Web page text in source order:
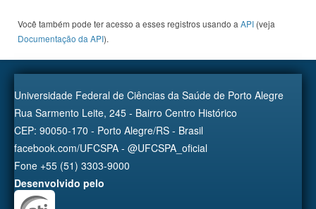
Você também pode ter acesso a esses registros usando a API (veja
Documentação da API).
Universidade Federal de Ciências da Saúde de Porto Alegre
Rua Sarmento Leite, 245 - Bairro Centro Histórico
CEP: 90050-170 - Porto Alegre/RS - Brasil
facebook.com/UFCSPA - @UFCSPA_oficial
Fone +55 (51) 3303-9000
Desenvolvido pelo